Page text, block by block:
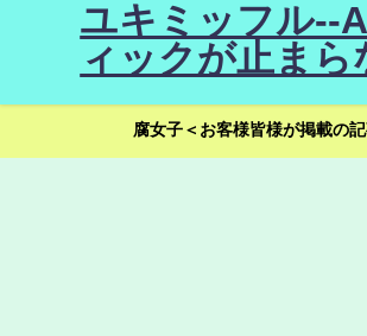
ユキミッフル--
ィックが止ま
腐女子＜お客様皆様が掲載の